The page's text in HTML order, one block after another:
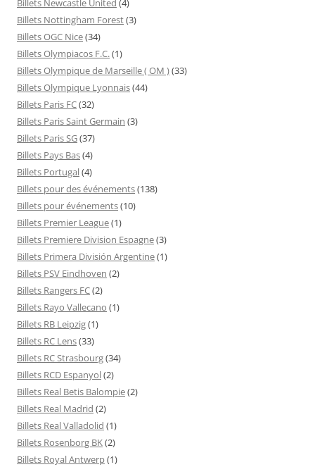
Billets Newcastle United (4)
Billets Nottingham Forest(3)
Billets OGC Nice(34)
Billets Olympiacos F.C.(1)
Billets Olympique de Marseille ( OM )(33)
Billets Olympique Lyonnais(44)
Billets Paris FC(32)
Billets Paris Saint Germain (3)
Billets Paris SG(37)
Billets Pays Bas(4)
Billets Portugal(4)
Billets pour des événements(138)
Billets pour événements(10)
Billets Premier League(1)
Billets Premiere Division Espagne(3)
Billets Primera División Argentine(1)
Billets PSV Eindhoven (2)
Billets Rangers FC(2)
Billets Rayo Vallecano (1)
Billets RB Leipzig(1)
Billets RC Lens(33)
Billets RC Strasbourg(34)
Billets RCD Espanyol(2)
Billets Real Betis Balompie(2)
Billets Real Madrid (2)
Billets Real Valladolid (1)
Billets Rosenborg BK(2)
Billets Royal Antwerp(1)